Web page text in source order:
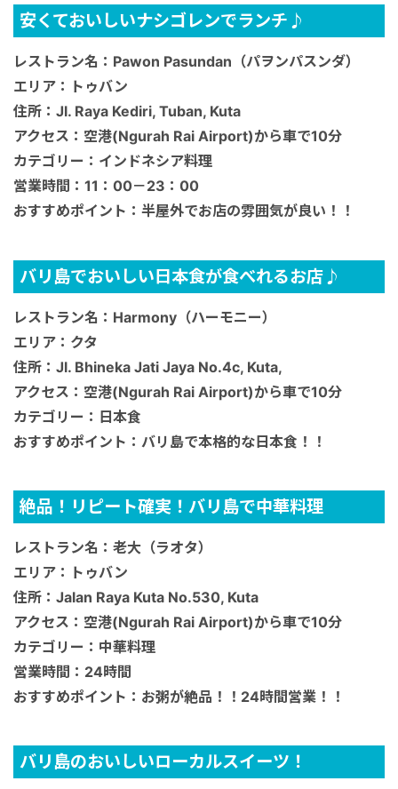
安くておいしいナシゴレンでランチ♪
レストラン名：Pawon Pasundan（パヲンパスンダ）
エリア：トゥバン
住所：Jl. Raya Kediri, Tuban, Kuta
アクセス：空港(Ngurah Rai Airport)から車で10分
カテゴリー：インドネシア料理
営業時間：11：00－23：00
おすすめポイント：半屋外でお店の雰囲気が良い！！
バリ島でおいしい日本食が食べれるお店♪
レストラン名：Harmony（ハーモニー）
エリア：クタ
住所：Jl. Bhineka Jati Jaya No.4c, Kuta,
アクセス：空港(Ngurah Rai Airport)から車で10分
カテゴリー：日本食
おすすめポイント：バリ島で本格的な日本食！！
絶品！リピート確実！バリ島で中華料理
レストラン名：老大（ラオタ）
エリア：トゥバン
住所：Jalan Raya Kuta No.530, Kuta
アクセス：空港(Ngurah Rai Airport)から車で10分
カテゴリー：中華料理
営業時間：24時間
おすすめポイント：お粥が絶品！！24時間営業！！
バリ島のおいしいローカルスイーツ！